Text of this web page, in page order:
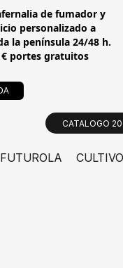
de fumador y
personalizado a
la península 24/48 h.
€ portes gratuitos
CATALOGO
FUTUROLA